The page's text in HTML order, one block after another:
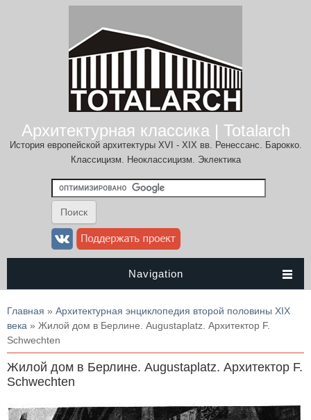
Архитектурная классика | Totalarch
История европейской архитектуры XVI - XIX вв. Ренессанс. Барокко.
Классицизм. Неоклассицизм. Эклектика
Navigation
Вы здесь
Главная » Архитектурная энциклопедия второй половины XIX
века » Жилой дом в Берлине. Augustaplatz. Архитектор F.
Schwechten
Жилой дом в Берлине. Augustaplatz. Архитектор F.
Schwechten